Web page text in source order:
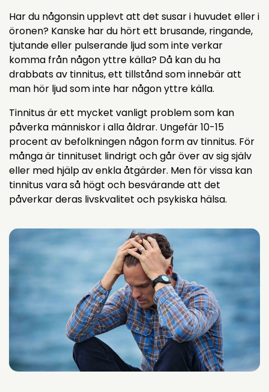
Har du någonsin upplevt att det susar i huvudet eller i
öronen? Kanske har du hört ett brusande, ringande,
tjutande eller pulserande ljud som inte verkar
komma från någon yttre källa? Då kan du ha
drabbats av tinnitus, ett tillstånd som innebär att
man hör ljud som inte har någon yttre källa.
Tinnitus är ett mycket vanligt problem som kan
påverka människor i alla åldrar. Ungefär 10-15
procent av befolkningen någon form av tinnitus. För
många är tinnituset lindrigt och går över av sig själv
eller med hjälp av enkla åtgärder. Men för vissa kan
tinnitus vara så högt och besvärande att det
påverkar deras livskvalitet och psykiska hälsa.